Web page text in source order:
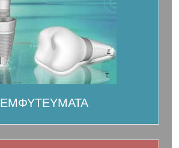
ΕΜΦΥΤΕΥΜΑΤΑ